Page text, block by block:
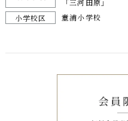
「三河田原」
小学校区 童浦小学校